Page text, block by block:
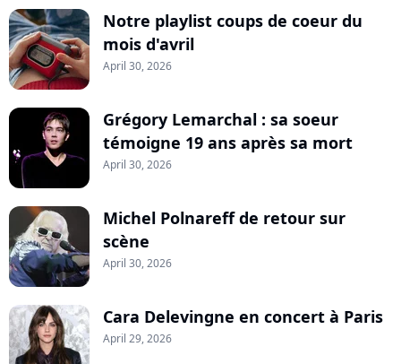
Notre playlist coups de coeur du
mois d'avril
April 30, 2026
Grégory Lemarchal : sa soeur
témoigne 19 ans après sa mort
April 30, 2026
Michel Polnareff de retour sur
scène
April 30, 2026
Cara Delevingne en concert à Paris
April 29, 2026